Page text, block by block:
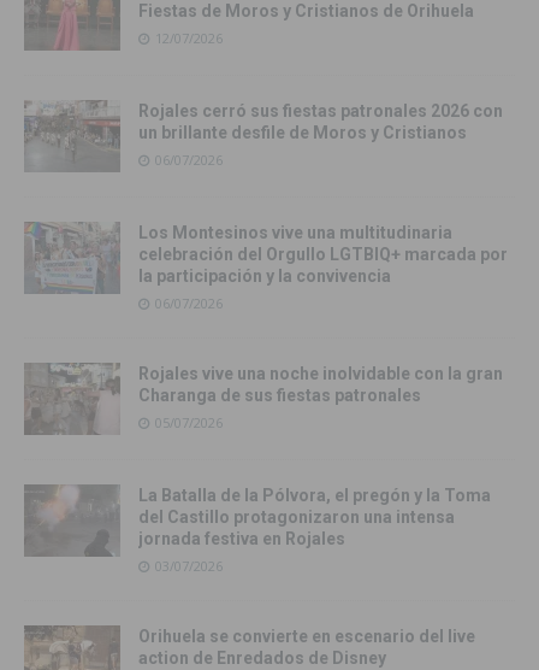
Fiestas de Moros y Cristianos de Orihuela
12/07/2026
Rojales cerró sus fiestas patronales 2026 con
un brillante desfile de Moros y Cristianos
06/07/2026
Los Montesinos vive una multitudinaria
celebración del Orgullo LGTBIQ+ marcada por
la participación y la convivencia
06/07/2026
Rojales vive una noche inolvidable con la gran
Charanga de sus fiestas patronales
05/07/2026
La Batalla de la Pólvora, el pregón y la Toma
del Castillo protagonizaron una intensa
jornada festiva en Rojales
03/07/2026
Orihuela se convierte en escenario del live
action de Enredados de Disney